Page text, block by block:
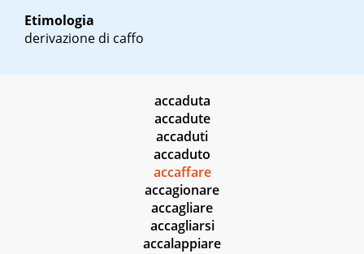
Etimologia
derivazione di caffo
accaduta
accadute
accaduti
accaduto
accaffare
accagionare
accagliare
accagliarsi
accalappiare